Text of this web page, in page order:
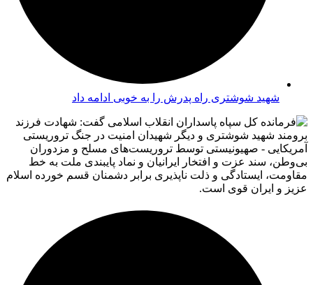
شهید شوشتری راه پدرش را به خوبی ادامه داد